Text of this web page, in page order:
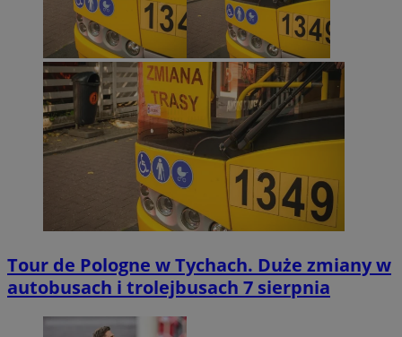
Tour de Pologne w Tychach. Duże zmiany w
autobusach i trolejbusach 7 sierpnia